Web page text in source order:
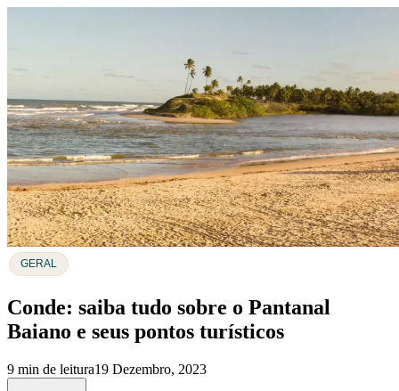
GERAL
Conde: saiba tudo sobre o Pantanal
Baiano e seus pontos turísticos
9 min de leitura19 Dezembro, 2023